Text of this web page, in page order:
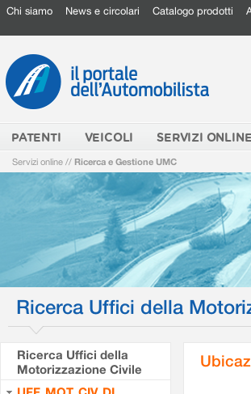
Chi siamo News e circolari Catalogo prodotti
PATENTI VEICOLI SERVIZI ONLINE
Servizi online // Ricerca e Gestione UMC
Ricerca Uffici della
Ricerca Uffici della
Motorizzazione Civile